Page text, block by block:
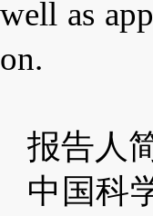
well as
on.
报告人
中国科